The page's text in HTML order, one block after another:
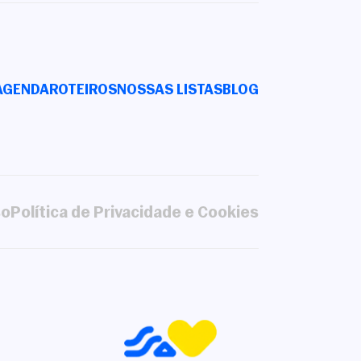
ROTEIROSNOSSAS LISTASBLOG
Política de Privacidade e Cookies